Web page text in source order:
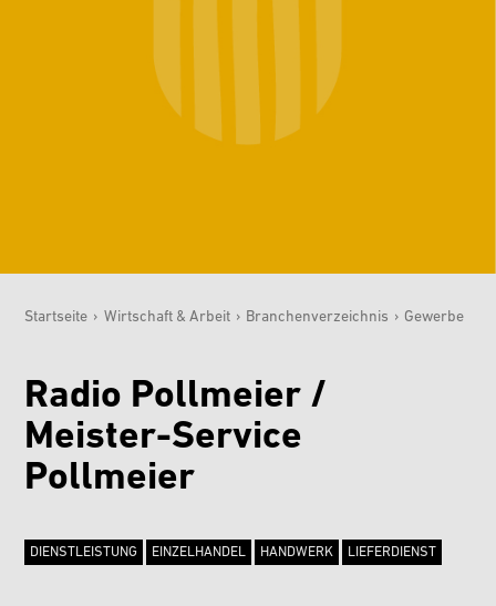
Radio Pollmeier /
Meister-Service
Pollmeier
DIENSTLEISTUNG EINZELHANDEL HANDWERK LIEFERDIENST
Startseite › Wirtschaft & Arbeit › Branchenverzeichnis › Gewerbe